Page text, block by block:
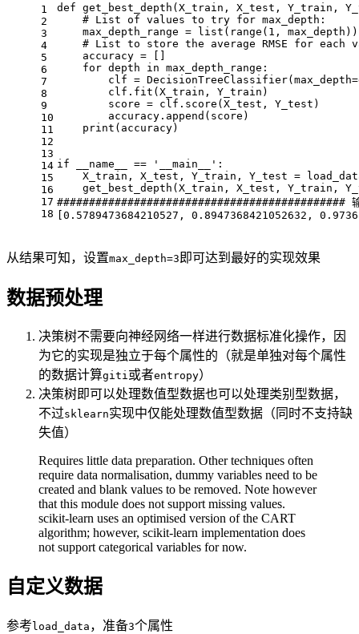
1
2
3
4
5
6
7
8
9
10
11
12
13
14
15
16
17
18
def get_best_depth(X_train, X_test, Y_train,
    # List of values to try for max_depth:
    max_depth_range = list(range(1, max_depth))
# List to store the average RMSE for each
    accuracy = []
    for depth in max_depth_range:
clf =
        clf.fit(X_train, Y_train)
        score = clf.score(X_test, Y_test)
        accuracy.append(score)
    print(accuracy)
if __name__ == '__main__':
X_train, X_test, Y_train, Y_test =
get_best_depth(X_train, X_test, Y_train,
#############################################
[0.5789473684210527, 0.8947368421052632,
从结果可知，设置max_depth=3 即可达到最好的实现效果
数据预处理
决策树不需要向神经网络一样进行数据标准化操作，因
为它的实现是独立于每个属性的（就是单独对每个属性
的数据计算giti或者entropy）
决策树即可以处理数值型数据也可以处理类别型数据，
不过sklearn实现中仅能处理数值型数据（同时不支持缺
失值）
Requires little data preparation. Other techniques often
require data normalisation, dummy variables need to be
created and blank values to be removed. Note however
that this module does not support missing values.
scikit-learn uses an optimised version of the CART
algorithm; however, scikit-learn implementation does
not support categorical variables for now.
自定义数据
参考 load_data ，准备3个属性